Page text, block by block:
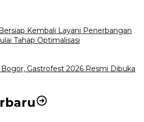
Kembali Layani Penerbangan
Tahap Optimalisasi
Gastrofest 2026 Resmi Dibuka